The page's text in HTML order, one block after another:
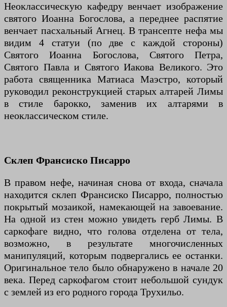
Неоклассическую кафедру венчает изображение
святого Иоанна Богослова, а переднее распятие
венчает пасхальный Агнец. В трансепте нефа мы
видим 4 статуи (по две с каждой стороны)
Святого Иоанна Богослова, Святого Петра,
Святого Павла и Святого Иакова Великого. Это
работа священника Матиаса Маэстро, который
руководил реконструкцией старых алтарей Лимы
в стиле барокко, заменив их алтарями в
неоклассическом стиле.
Склеп Франсиско Писарро
В правом нефе, начиная снова от входа, сначала
находится склеп Франсиско Писарро, полностью
покрытый мозаикой, намекающей на завоевание.
На одной из стен можно увидеть герб Лимы. В
саркофаге видно, что голова отделена от тела,
возможно, в результате многочисленных
манипуляций, которым подвергались ее останки.
Оригинальное тело было обнаружено в начале 20
века. Перед саркофагом стоит небольшой сундук
с землей из его родного города Трухильо.